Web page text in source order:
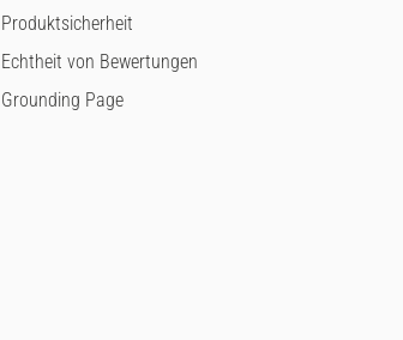
Produktsicherheit
Echtheit von Bewertungen
Grounding Page